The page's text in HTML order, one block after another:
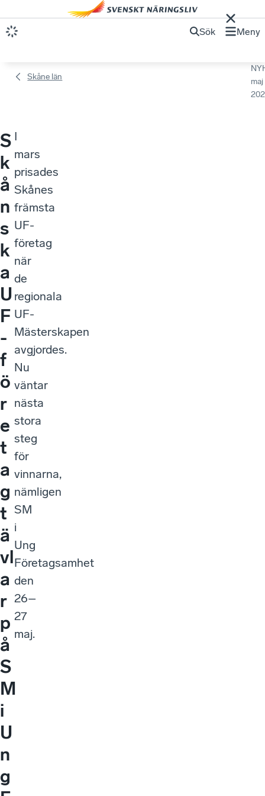
Sök Meny
Skåne län
maj
S
k
å
n
s
k
a
U
F
-
f
ö
r
e
t
a
g
t
ä
vl
a
r
p
å
S
M
i
U
n
g
I
mars
prisades
Skånes
främsta
UF-
företag
när
de
regionala
UF-
Mästerskapen
avgjordes.
Nu
väntar
nästa
stora
steg
för
vinnarna,
nämligen
SM
i
Ung
Företagsamhet
den
26–
27
maj.